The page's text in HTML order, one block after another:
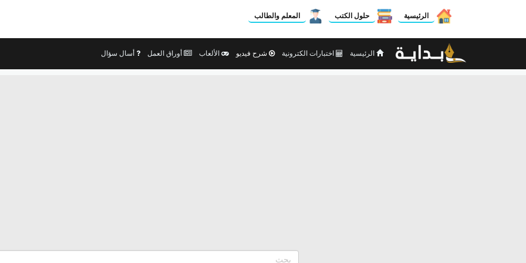
الرئيسية حلول الكتب المعلم والطالب
الرئيسية اختبارات الكترونية شرح فيديو الألعاب أوراق العمل أسال سؤال